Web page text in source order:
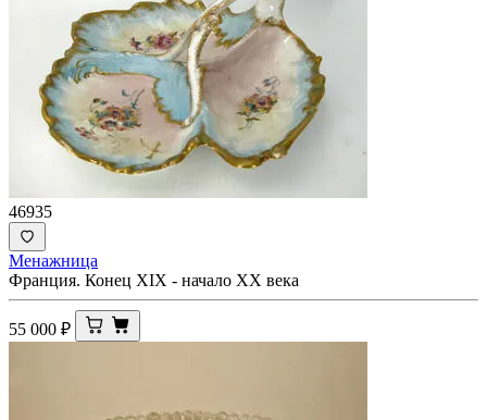
46935
Менажница
Франция. Конец ХIХ - начало ХХ века
55 000 ₽